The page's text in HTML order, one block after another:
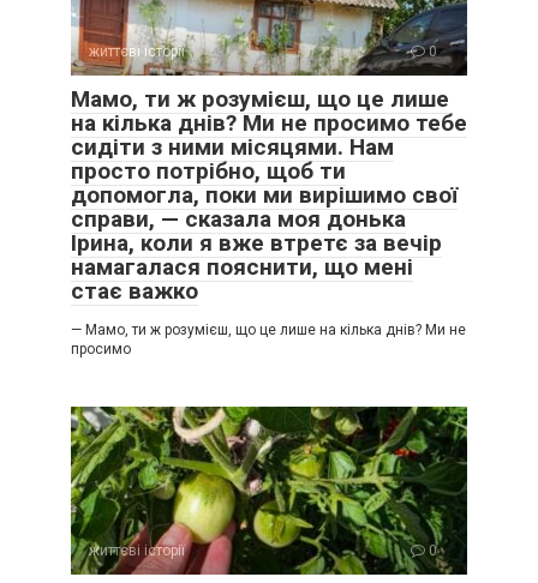
життєві історії 0
Мамо, ти ж розумієш, що це лише
на кілька днів? Ми не просимо тебе
сидіти з ними місяцями. Нам
просто потрібно, щоб ти
допомогла, поки ми вирішимо свої
справи, — сказала моя донька
Ірина, коли я вже втретє за вечір
намагалася пояснити, що мені
стає важко
— Мамо, ти ж розумієш, що це лише на кілька днів? Ми не
просимо
життєві історії 0